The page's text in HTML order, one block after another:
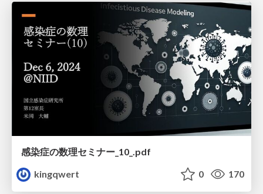
感染症の数理セミナー_10_.pdf
kingqwert
0 170